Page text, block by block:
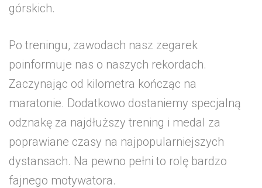
górskich.
Po treningu, zawodach nasz zegarek
poinformuje nas o naszych rekordach.
Zaczynając od kilometra kończąc na
maratonie. Dodatkowo dostaniemy specjalną
odznakę za najdłuższy trening i medal za
poprawiane czasy na najpopularniejszych
dystansach. Na pewno pełni to rolę bardzo
fajnego motywatora.